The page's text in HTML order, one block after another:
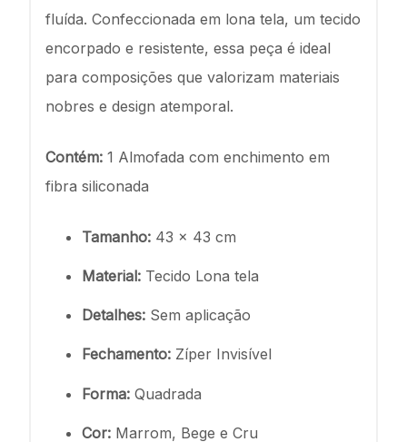
fluída. Confeccionada em lona tela, um tecido
encorpado e resistente, essa peça é ideal
para composições que valorizam materiais
nobres e design atemporal.
Contém: 1 Almofada com enchimento em
fibra siliconada
Tamanho: 43 x 43 cm
Material: Tecido Lona tela
Detalhes: Sem aplicação
Fechamento: Zíper Invisível
Forma: Quadrada
Cor: Marrom, Bege e Cru